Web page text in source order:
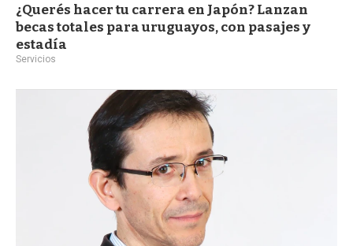
¿Querés hacer tu carrera en Japón? Lanzan
becas totales para uruguayos, con pasajes y
estadía
Servicios